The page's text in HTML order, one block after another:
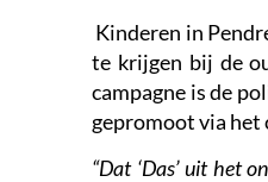
Kinderen in
te krijgen bij de
campagne is de
gepromoot via het
“Dat ‘Das’ uit het